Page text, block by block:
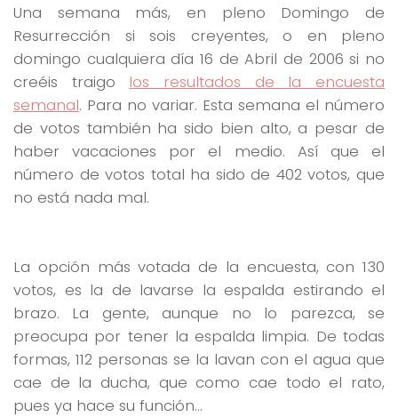
Una semana más, en pleno Domingo de
Resurrección si sois creyentes, o en pleno
domingo cualquiera día 16 de Abril de 2006 si no
creéis traigo los resultados de la encuesta
semanal. Para no variar. Esta semana el número
de votos también ha sido bien alto, a pesar de
haber vacaciones por el medio. Así que el
número de votos total ha sido de 402 votos, que
no está nada mal.
La opción más votada de la encuesta, con 130
votos, es la de lavarse la espalda estirando el
brazo. La gente, aunque no lo parezca, se
preocupa por tener la espalda limpia. De todas
formas, 112 personas se la lavan con el agua que
cae de la ducha, que como cae todo el rato,
pues ya hace su función…